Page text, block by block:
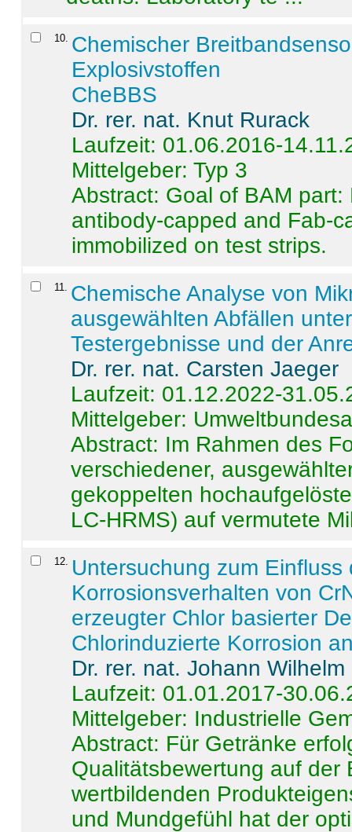
10 Chemischer
Explosivstoffen
CheBBS
Dr. rer. nat. Knut Rurack
Laufzeit: 01.06.2016-
Mittelgeber: Typ 3
Abstract: Goal of BAM
antibody-capped and Fab-
immobilized on test strips.
11
Chemische Analyse von
ausgewählten Abfällen
Testergebnisse und der
Dr. rer. nat. Carsten Jaeger
Laufzeit: 01.12.2022-
Mittelgeber:
Abstract: Im Rahmen des
verschiedener,
gekoppelten
LC-HRMS) auf vermutete
12
Untersuchung zum
Korrosionsverhalten von
erzeugter Chlor basierter
Chlorinduzierte Korrosion
Dr. rer. nat. Johann
Laufzeit: 01.01.2017-
Mittelgeber: Industrielle
Abstract: Für Getränke
Qualitätsbewertung auf der
wertbildenden
und Mundgefühl hat der